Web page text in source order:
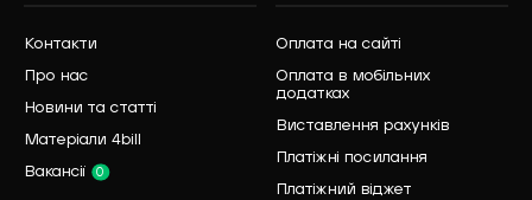
Контакти
Про нас
Новини та статті
Матеріали 4bill
Вакансії 0
Оплата на сайті
Оплата в мобільних
додатках
Виставлення рахунків
Платіжні посилання
Платіжний віджет